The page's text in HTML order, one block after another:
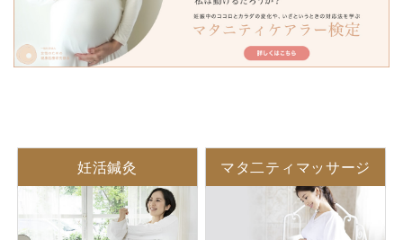
妊活鍼灸 マタ二ティマッサージ